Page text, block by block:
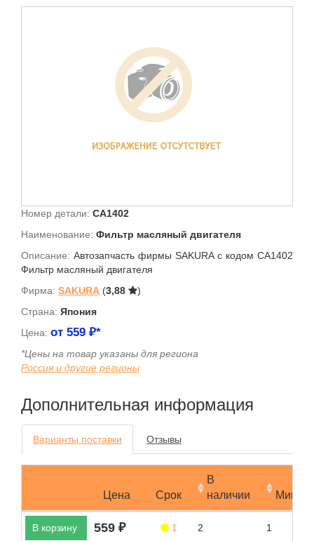
Номер детали: CA1402
Наименование: Фильтр масляный двигателя
Описание: Автозапчасть фирмы SAKURA с кодом CA1402
Фильтр масляный двигателя
Фирма: SAKURA (3,88
)
Страна: Япония
Цена: от 559 ₽*
*Цены на товар указаны для региона
Россия и другие регионы
Дополнительная информация
Варианты поставки Отзывы
Цена Срок
В
наличии
В корзину 559 ₽ 1 2 1